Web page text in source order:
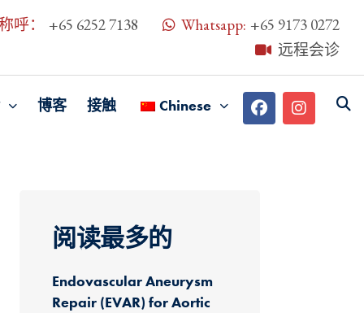
呼： +65 6252 7138 Whatsapp: +65 9173 0272
远程会诊
博客 接触 Chinese
阅读最多的
Endovascular Aneurysm
Repair (EVAR) for Aortic